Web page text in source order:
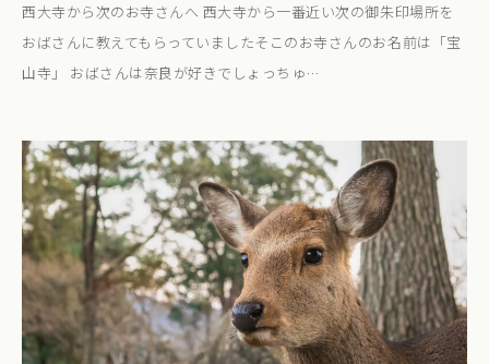
西大寺から次のお寺さんへ 西大寺から一番近い次の御朱印場所を
おばさんに教えてもらっていましたそこのお寺さんのお名前は「宝
山寺」 おばさんは奈良が好きでしょっちゅ…